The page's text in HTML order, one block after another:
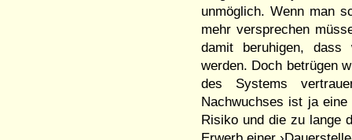
unmöglich. Wenn man
mehr versprechen
damit beruhigen, dass
werden. Doch betrügen
des Systems
Nachwuchses ist ja
Risiko und die zu lange